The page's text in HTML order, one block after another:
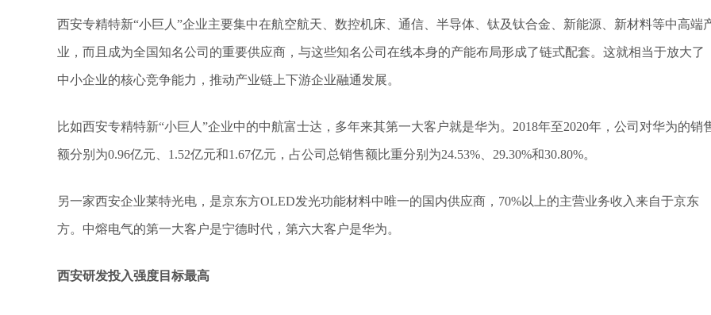
西安专精特新“小巨人”企业主要集中在航空航天、数控机床、通信、半导体、钛及钛合金、新能源、新材料等中高端
业，而且成为全国知名公司的重要供应商，与这些知名公司在线本身的产能布局形成了链式配套。这就相当于放大了
中小企业的核心竞争能力，推动产业链上下游企业融通发展。
比如西安专精特新“小巨人”企业中的中航富士达，多年来其第一大客户就是华为。2018年至2020年，公司对华为的销
额分别为0.96亿元、1.52亿元和1.67亿元，占公司总销售额比重分别为24.53%、29.30%和30.80%。
另一家西安企业莱特光电，是京东方OLED发光功能材料中唯一的国内供应商，70%以上的主营业务收入来自于京东
方。中熔电气的第一大客户是宁德时代，第六大客户是华为。
西安研发投入强度目标最高